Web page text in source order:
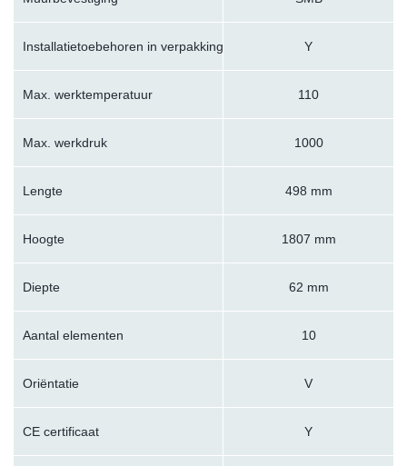
Installatietoebehoren in verpakking Y
Max. werktemperatuur 110
Max. werkdruk 1000
Lengte 498 mm
Hoogte 1807 mm
Diepte 62 mm
Aantal elementen 10
Oriëntatie V
CE certificaat Y